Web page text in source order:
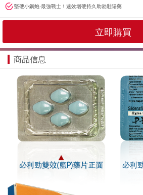
堅硬小鋼炮-最強戰士！速效增硬持久助勃壯陽藥
立即購買
商品信息